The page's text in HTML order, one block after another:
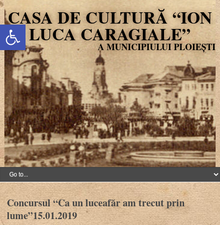
Deschide bara de unelte
CASA DE CULTURĂ “ION
LUCA CARAGIALE”
Concursul “Ca un luceafăr am trecut prin
lume”15.01.2019